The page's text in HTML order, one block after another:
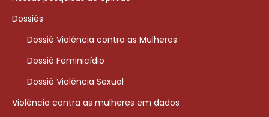
Dossiês
Dossiê Violência contra as Mulheres
Dossiê Feminicídio
Dossiê Violência Sexual
Violência contra as mulheres em dados